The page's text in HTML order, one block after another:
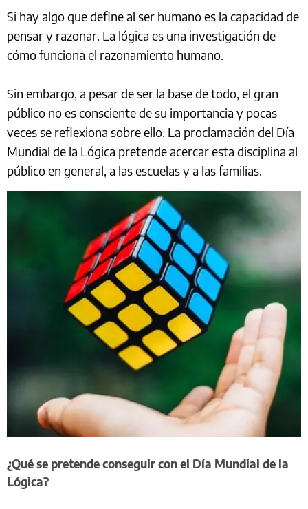
Si hay algo que define al ser humano es la capacidad de
pensar y razonar. La lógica es una investigación de
cómo funciona el razonamiento humano.
Sin embargo, a pesar de ser la base de todo, el gran
público no es consciente de su importancia y pocas
veces se reflexiona sobre ello. La proclamación del Día
Mundial de la Lógica pretende acercar esta disciplina al
público en general, a las escuelas y a las familias.
¿Qué se pretende conseguir con el Día Mundial de la
Lógica?